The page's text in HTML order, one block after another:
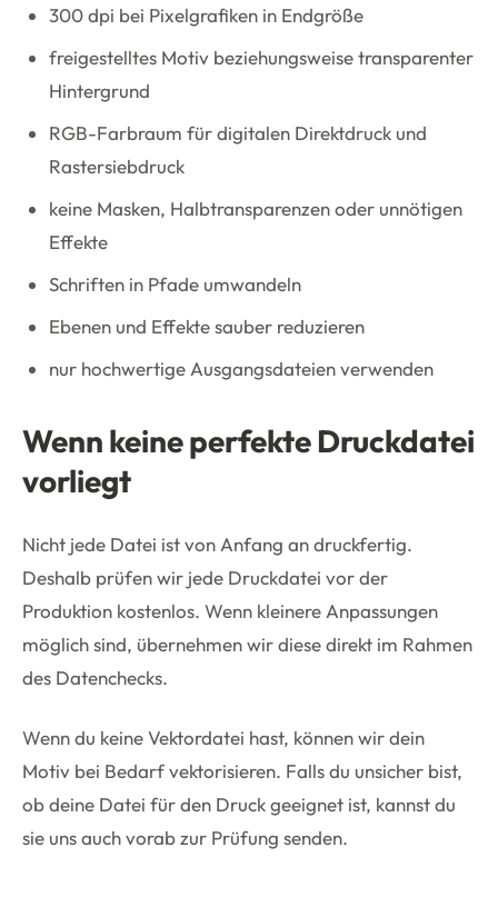
300 dpi bei Pixelgrafiken in Endgröße
freigestelltes Motiv beziehungsweise transparenter
Hintergrund
RGB-Farbraum für digitalen Direktdruck und
Rastersiebdruck
keine Masken, Halbtransparenzen oder unnötigen
Effekte
Schriften in Pfade umwandeln
Ebenen und Effekte sauber reduzieren
nur hochwertige Ausgangsdateien verwenden
Wenn keine perfekte Druckdatei
vorliegt
Nicht jede Datei ist von Anfang an druckfertig.
Deshalb prüfen wir jede Druckdatei vor der
Produktion kostenlos. Wenn kleinere Anpassungen
möglich sind, übernehmen wir diese direkt im Rahmen
des Datenchecks.
Wenn du keine Vektordatei hast, können wir dein
Motiv bei Bedarf vektorisieren. Falls du unsicher bist,
ob deine Datei für den Druck geeignet ist, kannst du
sie uns auch vorab zur Prüfung senden.